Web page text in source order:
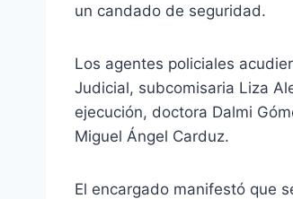
un candado de seguridad.
Los agentes policiales
Judicial, subcomisaria Liza
ejecución, doctora Dalmi
Miguel Ángel Carduz.
El encargado manifestó que